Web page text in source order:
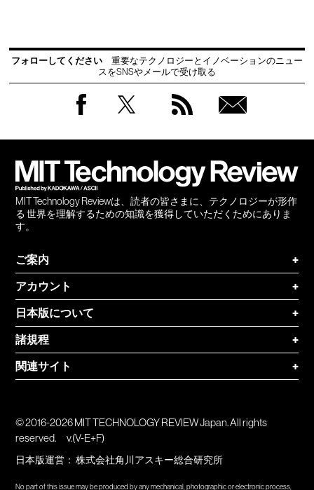
フォローしてください
重要なテクノロジーとイノベーションのニュー
スをSNSやメールで受け取る
MIT Technology Reviewは、読者の皆さまに、テクノロジーが形作
る 世界を理解するための知識を獲得していただくためにありま
す。
ご案内
+
アカウント
+
日本版について
+
諸規程
+
関連サイト
+
© 2016-2026 MIT TECHNOLOGY REVIEW Japan. All rights
reserved.
v.(V-E+F)
日本版運営：株式会社角川アスキー総合研究所
No part of this issue may be produced by any mechanical, photographic or electronic process,